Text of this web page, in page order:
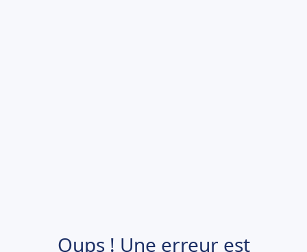
Oups ! Une erreur est